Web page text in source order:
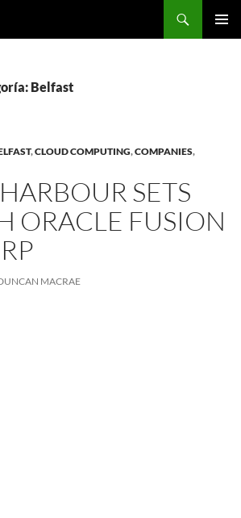
Belfast
,CLOUD COMPUTING,COMPANIES,
SETS
ORACLE FUSION
MACRAE